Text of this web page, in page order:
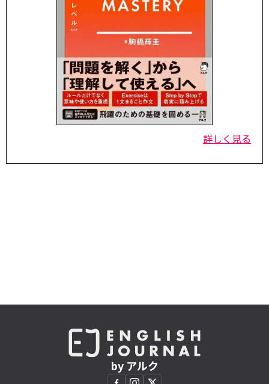
詳しく見る
by アルク